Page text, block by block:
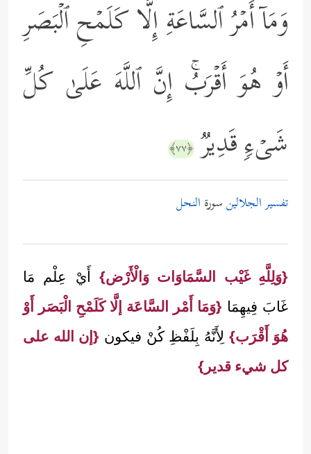
وَمَاۤ أَمۡرُ ٱلسَّاعَةِ إِلَّا كَلَمۡحِ ٱلۡبَصَرِ
أَوۡ هُوَ أَقۡرَبُۚ إِنَّ ٱللَّهَ عَلَىٰ كُلِّ
شَیۡءࣲ قَدِیرࣱ ﴿٧٧﴾
تفسير الجلالينسورة النحل
{وَلِلَّهِ غَيْب السَّمَاوَات وَالْأَرْض} أَيْ عِلْم مَا
غَابَ فِيهِمَا {وَمَا أَمْر السَّاعَة إلَّا كَلَمْحِ الْبَصَر أَوْ
هُوَ أَقْرَب}لِأَنَّهُ بِلَفْظِ كُنْ فيكون {إن الله على
كل شيء قدير}